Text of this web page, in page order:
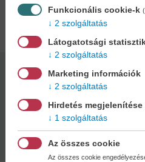
Adatok
Kötésmód:
puha kötés
Kiadás dátuma:
Funkcionális cookie-k
2 szolgáltatás
Látogatotsági
2 szolgáltatás
Marketing információk
2 szolgáltatás
Hirdetés megjelenítése
1 szolgáltatás
Az összes cookie
Az összes cookie